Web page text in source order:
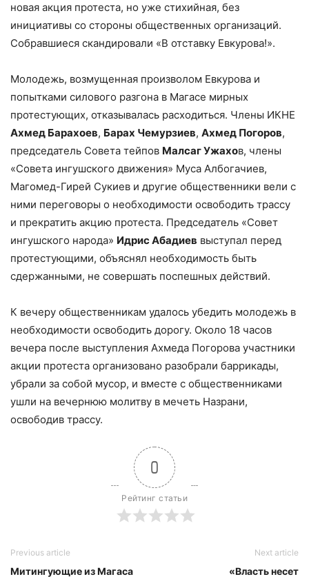
новая акция протеста, но уже стихийная, без
инициативы со стороны общественных организаций.
Собравшиеся скандировали «В отставку Евкурова!».
Молодежь, возмущенная произволом Евкурова и
попытками силового разгона в Магасе мирных
протестующих, отказывалась расходиться. Члены ИКНЕ
Ахмед Барахоев, Барах Чемурзиев, Ахмед Погоров,
председатель Совета тейпов Малсаг Ужахов, члены
«Совета ингушского движения» Муса Албогачиев,
Магомед-Гирей Сукиев и другие общественники вели с
ними переговоры о необходимости освободить трассу
и прекратить акцию протеста. Председатель «Совет
ингушского народа» Идрис Абадиев выступал перед
протестующими, объяснял необходимость быть
сдержанными, не совершать поспешных действий.
К вечеру общественникам удалось убедить молодежь в
необходимости освободить дорогу. Около 18 часов
вечера после выступления Ахмеда Погорова участники
акции протеста организовано разобрали баррикады,
убрали за собой мусор, и вместе с общественниками
ушли на вечернюю молитву в мечеть Назрани,
освободив трассу.
0
Рейтинг статьи
Previous article
Митингующие из Магаса
Next article
«Власть несет